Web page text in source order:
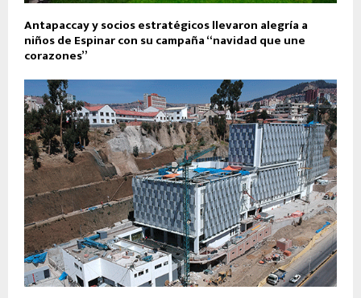
Antapaccay y socios estratégicos llevaron alegría a
niños de Espinar con su campaña “navidad que une
corazones”